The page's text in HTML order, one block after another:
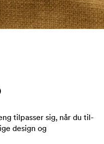
tilpasser sig, når du til-
design og